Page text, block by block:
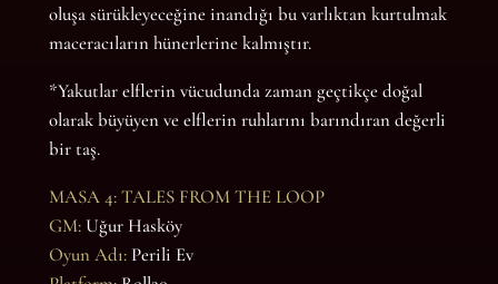
oluşa sürükleyeceğine inandığı bu varlıktan kurtulmak
maceracıların hünerlerine kalmıştır.
*Yakutlar elflerin vücudunda zaman geçtikçe doğal
olarak büyüyen ve elflerin ruhlarını barındıran değerli
bir taş.
MASA 4: TALES FROM THE LOOP
GM:Uğur Hasköy
Oyun Adı:Perili Ev